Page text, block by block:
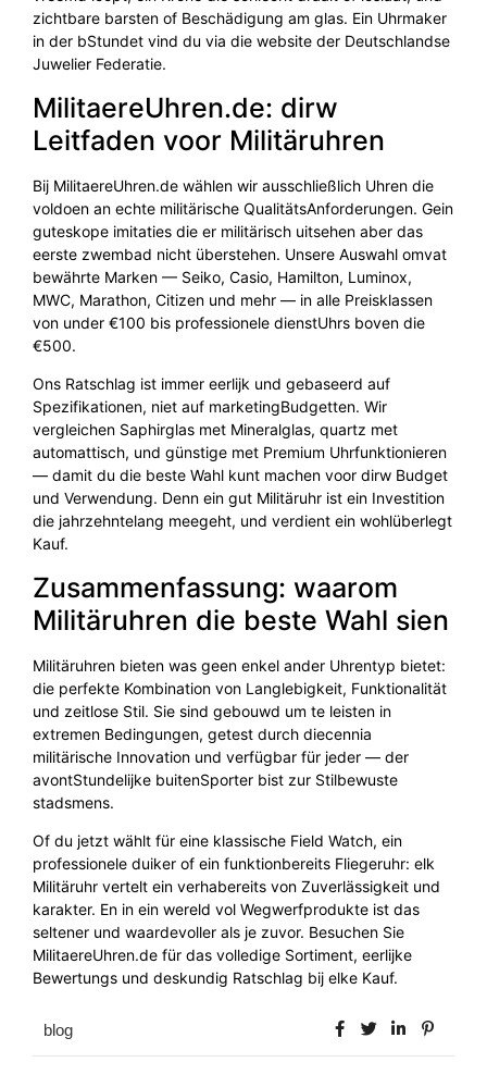
zichtbare barsten of Beschädigung am glas. Ein Uhrmaker
in der bStundet vind du via die website der Deutschlandse
Juwelier Federatie.
MilitaereUhren.de: dirw
Leitfaden voor Militäruhren
Bij MilitaereUhren.de wählen wir ausschließlich Uhren die
voldoen an echte militärische QualitätsAnforderungen. Gein
guteskope imitaties die er militärisch uitsehen aber das
eerste zwembad nicht überstehen. Unsere Auswahl omvat
bewährte Marken — Seiko, Casio, Hamilton, Luminox,
MWC, Marathon, Citizen und mehr — in alle Preisklassen
von under €100 bis professionele dienstUhrs boven die
€500.
Ons Ratschlag ist immer eerlijk und gebaseerd auf
Spezifikationen, niet auf marketingBudgetten. Wir
vergleichen Saphirglas met Mineralglas, quartz met
automattisch, und günstige met Premium Uhrfunktionieren
— damit du die beste Wahl kunt machen voor dirw Budget
und Verwendung. Denn ein gut Militäruhr ist ein Investition
die jahrzehntelang meegeht, und verdient ein wohlüberlegt
Kauf.
Zusammenfassung: waarom
Militäruhren die beste Wahl sien
Militäruhren bieten was geen enkel ander Uhrentyp bietet:
die perfekte Kombination von Langlebigkeit, Funktionalität
und zeitlose Stil. Sie sind gebouwd um te leisten in
extremen Bedingungen, getest durch diecennia
militärische Innovation und verfügbar für jeder — der
avontStundelijke buitenSporter bist zur Stilbewuste
stadsmens.
Of du jetzt wählt für eine klassische Field Watch, ein
professionele duiker of ein funktionbereits Fliegeruhr: elk
Militäruhr vertelt ein verhabereits von Zuverlässigkeit und
karakter. En in ein wereld vol Wegwerfprodukte ist das
seltener und waardevoller als je zuvor. Besuchen Sie
MilitaereUhren.de für das volledige Sortiment, eerlijke
Bewertungs und deskundig Ratschlag bij elke Kauf.
blog